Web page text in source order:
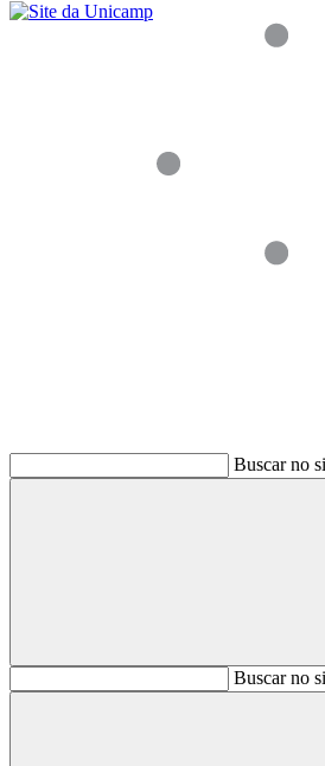
Buscar no
BuscarBuscar no